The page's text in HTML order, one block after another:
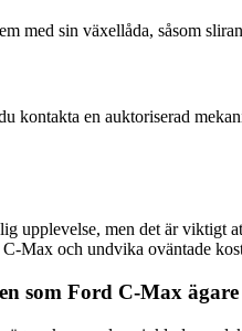
med sin växellåda, såsom
kontakta en auktoriserad
upplevelse, men det är viktigt
Max och undvika oväntade
som Ford C-Max